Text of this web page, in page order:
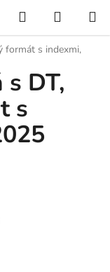
Hľadať
KOŠÍK
formát s indexmi,
DT,
s